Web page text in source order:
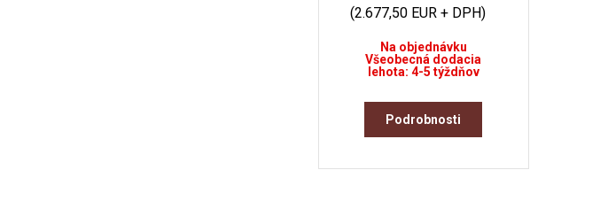
(2.677,50 EUR + DPH)
Na objednávku
Všeobecná dodacia
lehota: 4-5 týždňov
Podrobnosti